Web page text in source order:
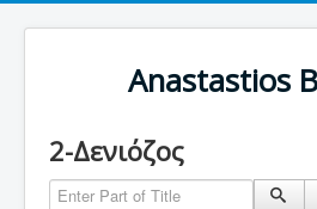
Anastastios
2-Δενιόζος
Enter Part of Title